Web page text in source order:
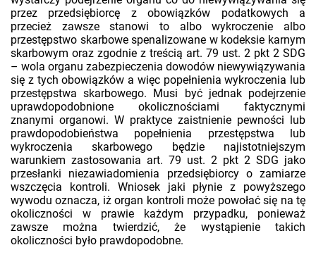
przez przedsiębiorcę z obowiązków podatkowych a
przecież zawsze stanowi to albo wykroczenie albo
przestępstwo skarbowe spenalizowane w kodeksie karnym
skarbowym oraz zgodnie z treścią art. 79 ust. 2 pkt 2 SDG
– wola organu zabezpieczenia dowodów niewywiązywania
się z tych obowiązków a więc popełnienia wykroczenia lub
przestępstwa skarbowego. Musi być jednak podejrzenie
uprawdopodobnione okolicznościami faktycznymi
znanymi organowi. W praktyce zaistnienie pewności lub
prawdopodobieństwa popełnienia przestępstwa lub
wykroczenia skarbowego będzie najistotniejszym
warunkiem zastosowania art. 79 ust. 2 pkt 2 SDG jako
przesłanki niezawiadomienia przedsiębiorcy o zamiarze
wszczęcia kontroli. Wniosek jaki płynie z powyższego
wywodu oznacza, iż organ kontroli może powołać się na tę
okoliczności w prawie każdym przypadku, ponieważ
zawsze można twierdzić, że wystąpienie takich
okoliczności było prawdopodobne.